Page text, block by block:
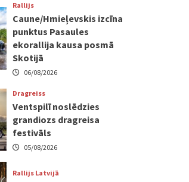
Rallijs
Caune/Hmieļevskis izcīna
punktus Pasaules
ekorallija kausa posmā
Skotijā
06/08/2026
Dragreiss
Ventspilī noslēdzies
grandiozs dragreisa
festivāls
05/08/2026
Rallijs Latvijā